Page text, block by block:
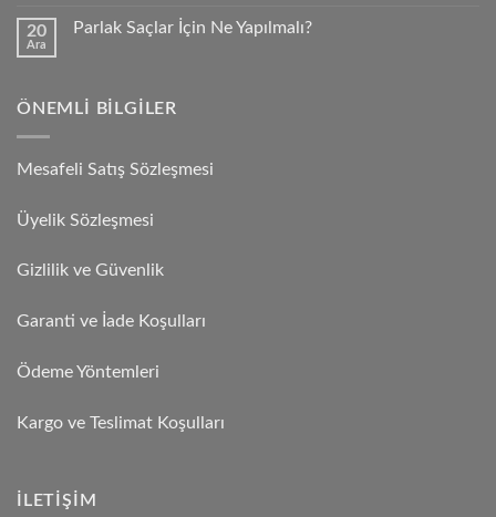
20
Ara
Parlak Saçlar İçin Ne Yapılmalı?
ÖNEMLI BILGILER
Mesafeli Satış Sözleşmesi
Üyelik Sözleşmesi
Gizlilik ve Güvenlik
Garanti ve İade Koşulları
Ödeme Yöntemleri
Kargo ve Teslimat Koşulları
İLETIŞIM